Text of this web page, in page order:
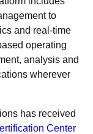
to
and real-time
operating
analysis and
wherever
has received
Center